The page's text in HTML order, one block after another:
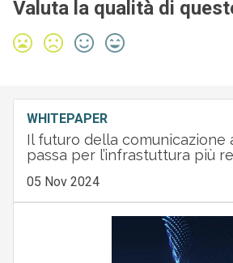
Valuta la qualità di
WHITEPAPER
Il futuro della comunicazione
passa per l’infrastuttura più
05 Nov 2024